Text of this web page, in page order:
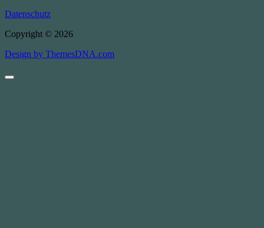
Datenschutz
Copyright © 2026
Design by ThemesDNA.com
Scroll